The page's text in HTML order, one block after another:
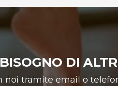
DI
noi tramite email o